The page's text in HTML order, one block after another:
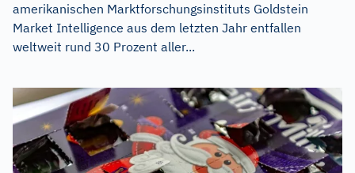
amerikanischen Marktforschungsinstituts Goldstein
Market Intelligence aus dem letzten Jahr entfallen
weltweit rund 30 Prozent aller...